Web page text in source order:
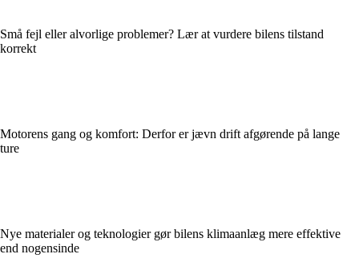
Små fejl eller alvorlige problemer? Lær at vurdere bilens tilstand
korrekt
Motorens gang og komfort: Derfor er jævn drift afgørende på lange
ture
Nye materialer og teknologier gør bilens klimaanlæg mere effektive
end nogensinde